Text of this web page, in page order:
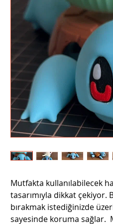
Mutfakta kullanılabilecek
tasarımıyla dikkat çekiyor.
bırakmak istediğinizde
sayesinde koruma sağlar.